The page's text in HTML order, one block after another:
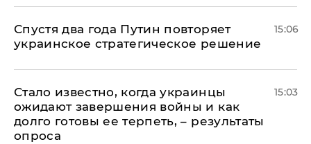
Спустя два года Путин повторяет
украинское стратегическое решение
15:06
Стало известно, когда украинцы
ожидают завершения войны и как
долго готовы ее терпеть, – результаты
опроса
15:03